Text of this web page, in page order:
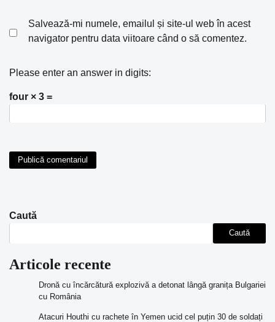
Salvează-mi numele, emailul și site-ul web în acest
navigator pentru data viitoare când o să comentez.
Please enter an answer in digits:
four × 3 =
Caută
Caută
Articole recente
Dronă cu încărcătură explozivă a detonat lângă granița Bulgariei
cu România
Atacuri Houthi cu rachete în Yemen ucid cel puțin 30 de soldați